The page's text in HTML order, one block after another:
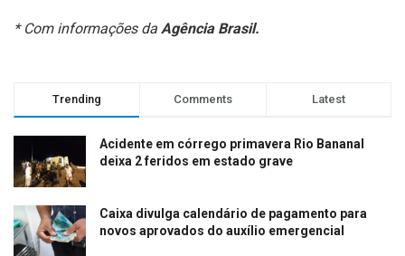
* Com informações da Agência Brasil.
Trending Comments Latest
Acidente em córrego primavera Rio Bananal
deixa 2 feridos em estado grave
Caixa divulga calendário de pagamento para
novos aprovados do auxílio emergencial